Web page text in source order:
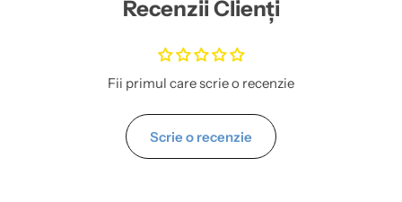
Recenzii Clienți
Fii primul care scrie o recenzie
Scrie o recenzie